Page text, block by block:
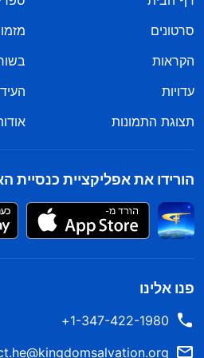
סרטונים
הקראות
עדויות
תצוגת התמונות
הורידו את אפליקציית כנסיית
פנו אלינו
1-347-422-1980+